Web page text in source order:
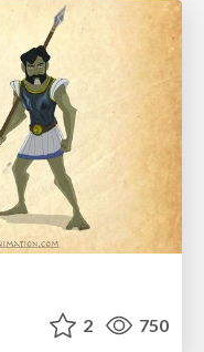
2 750